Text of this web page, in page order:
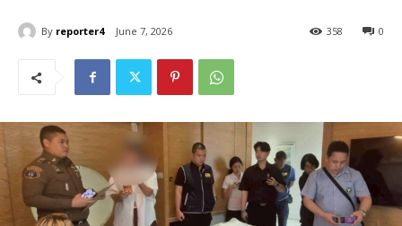
By reporter4 June 7, 2026 0
358